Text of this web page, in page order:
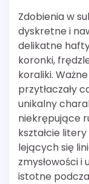
Zdobienia w
dyskretne i
delikatne
koronki,
koraliki.
przytłaczały
unikalny
niekrępujące
kształcie
lejących się
zmysłowości i
istotne